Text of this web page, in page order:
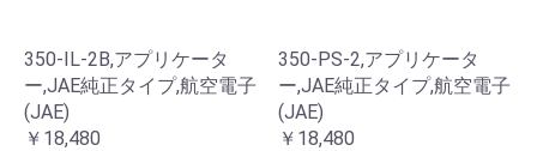
350-IL-2B,アプリケータ
ー,JAE純正タイプ,航空電子
(JAE)
￥18,480
350-PS-2,アプリケータ
ー,JAE純正タイプ,航空電子
(JAE)
￥18,480